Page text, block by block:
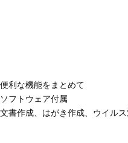
便利な機能をまとめて
ソフトウェア付属
文書作成、はがき作成、ウイル